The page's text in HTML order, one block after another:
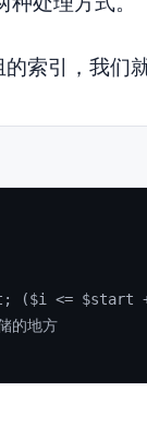
索引，我们
($i <= $start
的地方